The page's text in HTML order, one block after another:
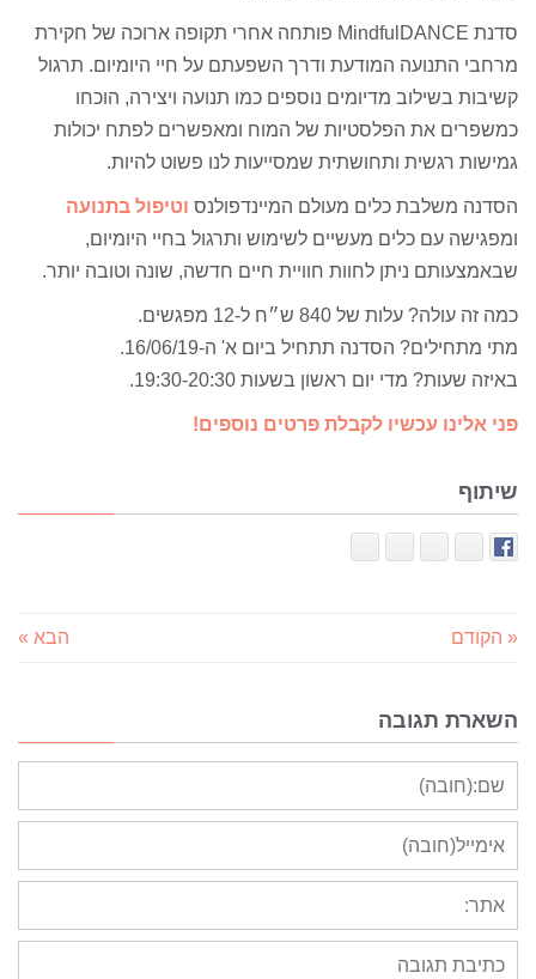
סדנת MindfulDANCE פותחה אחרי תקופה ארוכה של חקירת
מרחבי התנועה המודעת ודרך השפעתם על חיי היומיום. תרגול
קשיבות בשילוב מדיומים נוספים כמו תנועה ויצירה, הוכחו
כמשפרים את הפלסטיות של המוח ומאפשרים לפתח יכולות
גמישות רגשית ותחושתית שמסייעות לנו פשוט להיות.
הסדנה משלבת כלים מעולם המיינדפולנס וטיפול בתנועה
ומפגישה עם כלים מעשיים לשימוש ותרגול בחיי היומיום,
שבאמצעותם ניתן לחוות חוויית חיים חדשה, שונה וטובה יותר.
כמה זה עולה? עלות של 840 ש״ח ל-12 מפגשים.
מתי מתחילים? הסדנה תתחיל ביום א' ה-16/06/19.
באיזה שעות? מדי יום ראשון בשעות 19:30-20:30.
פני אלינו עכשיו לקבלת פרטים נוספים!
שיתוף
« הקודם הבא »
השארת תגובה